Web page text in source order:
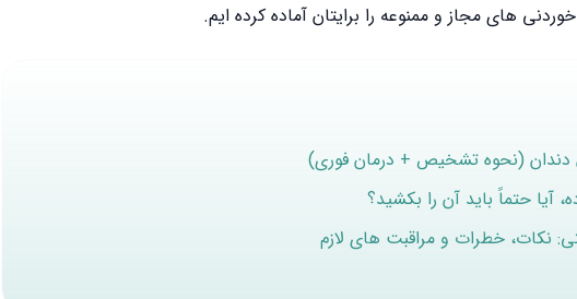
های مجاز و ممنوعه را برایتان آماده کرده ایم.
دندان (نحوه تشخیص + درمان فوری)
آیا حتماً باید آن را بکشید؟
نکات، خطرات و مراقبت های لازم